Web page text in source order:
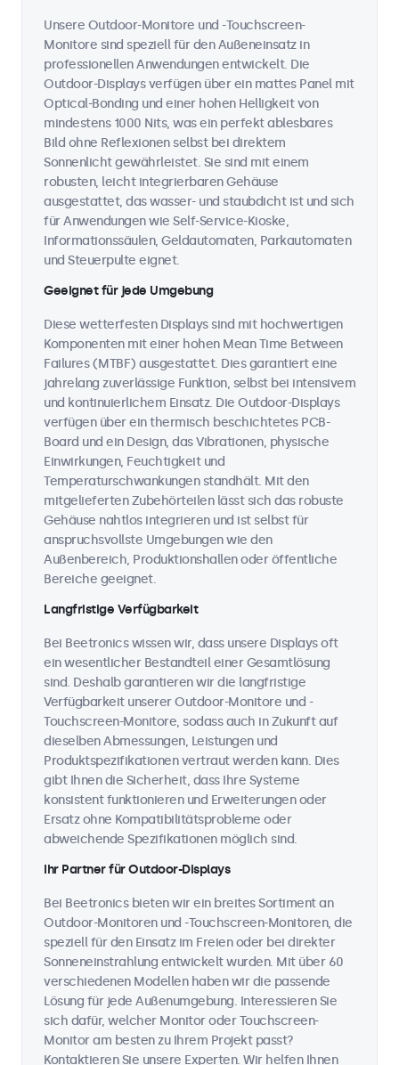
Unsere Outdoor-Monitore und -Touchscreen-
Monitore sind speziell für den Außeneinsatz in
professionellen Anwendungen entwickelt. Die
Outdoor-Displays verfügen über ein mattes Panel mit
Optical-Bonding und einer hohen Helligkeit von
mindestens 1000 Nits, was ein perfekt ablesbares
Bild ohne Reflexionen selbst bei direktem
Sonnenlicht gewährleistet. Sie sind mit einem
robusten, leicht integrierbaren Gehäuse
ausgestattet, das wasser- und staubdicht ist und sich
für Anwendungen wie Self-Service-Kioske,
Informationssäulen, Geldautomaten, Parkautomaten
und Steuerpulte eignet.
Geeignet für jede Umgebung
Diese wetterfesten Displays sind mit hochwertigen
Komponenten mit einer hohen Mean Time Between
Failures (MTBF) ausgestattet. Dies garantiert eine
jahrelang zuverlässige Funktion, selbst bei intensivem
und kontinuierlichem Einsatz. Die Outdoor-Displays
verfügen über ein thermisch beschichtetes PCB-
Board und ein Design, das Vibrationen, physische
Einwirkungen, Feuchtigkeit und
Temperaturschwankungen standhält. Mit den
mitgelieferten Zubehörteilen lässt sich das robuste
Gehäuse nahtlos integrieren und ist selbst für
anspruchsvollste Umgebungen wie den
Außenbereich, Produktionshallen oder öffentliche
Bereiche geeignet.
Langfristige Verfügbarkeit
Bei Beetronics wissen wir, dass unsere Displays oft
ein wesentlicher Bestandteil einer Gesamtlösung
sind. Deshalb garantieren wir die langfristige
Verfügbarkeit unserer Outdoor-Monitore und -
Touchscreen-Monitore, sodass auch in Zukunft auf
dieselben Abmessungen, Leistungen und
Produktspezifikationen vertraut werden kann. Dies
gibt Ihnen die Sicherheit, dass Ihre Systeme
konsistent funktionieren und Erweiterungen oder
Ersatz ohne Kompatibilitätsprobleme oder
abweichende Spezifikationen möglich sind.
Ihr Partner für Outdoor-Displays
Bei Beetronics bieten wir ein breites Sortiment an
Outdoor-Monitoren und -Touchscreen-Monitoren, die
speziell für den Einsatz im Freien oder bei direkter
Sonneneinstrahlung entwickelt wurden. Mit über 60
verschiedenen Modellen haben wir die passende
Lösung für jede Außenumgebung. Interessieren Sie
sich dafür, welcher Monitor oder Touchscreen-
Monitor am besten zu Ihrem Projekt passt?
Kontaktieren Sie unsere Experten. Wir helfen Ihnen